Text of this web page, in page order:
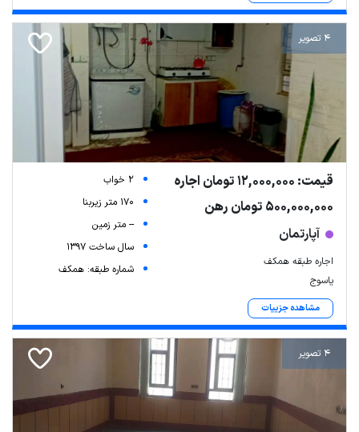
4 تصویر
قیمت: 12,000,000 تومان اجاره
500,000,000 تومان رهن
آپارتمان
اجاره طبقه همکف
یاسوج
مشاهده جزییات
2 خواب
170 متر زیربنا
-- متر زمین
سال ساخت 1397
شماره طبقه: همکف
4 تصویر